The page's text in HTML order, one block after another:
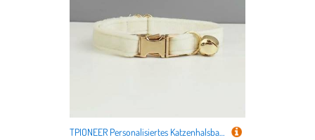
TPIONEER Personalisiertes Katzenhalsband aus Samt, Luxus-Katzenhalsband, INS Wind Velvet, personalisiert mit Namensschild, Glöckchen, Fliege